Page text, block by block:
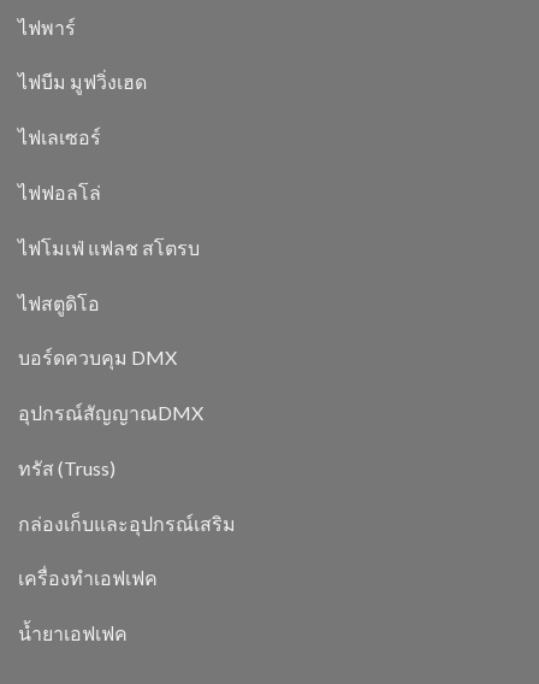
ไฟพาร์
ไฟบีม มูฟวิ่งเฮด
ไฟเลเซอร์
ไฟฟอลโล่
ไฟโมเฟ่ แฟลช สโตรบ
ไฟสตูดิโอ
บอร์ดควบคุม DMX
อุปกรณ์สัญญาณDMX
ทรัส (Truss)
กล่องเก็บและอุปกรณ์เสริม
เครื่องทำเอฟเฟค
น้ำยาเอฟเฟค